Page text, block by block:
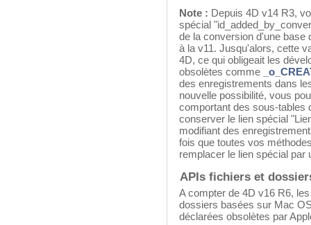
Note : Depuis 4D v14 R3,
spécial
de la conversion d'une base
à la v11. Jusqu'alors, cette
4D, ce qui obligeait les
obsolètes comme
des enregistrements dans
nouvelle possibilité, vous
comportant des sous-tables
conserver le lien spécial
modifiant des
fois que toutes vos
remplacer le lien spécial
APIs fichiers et
A compter de 4D v16 R6,
dossiers basées sur Mac
déclarées obsolètes par